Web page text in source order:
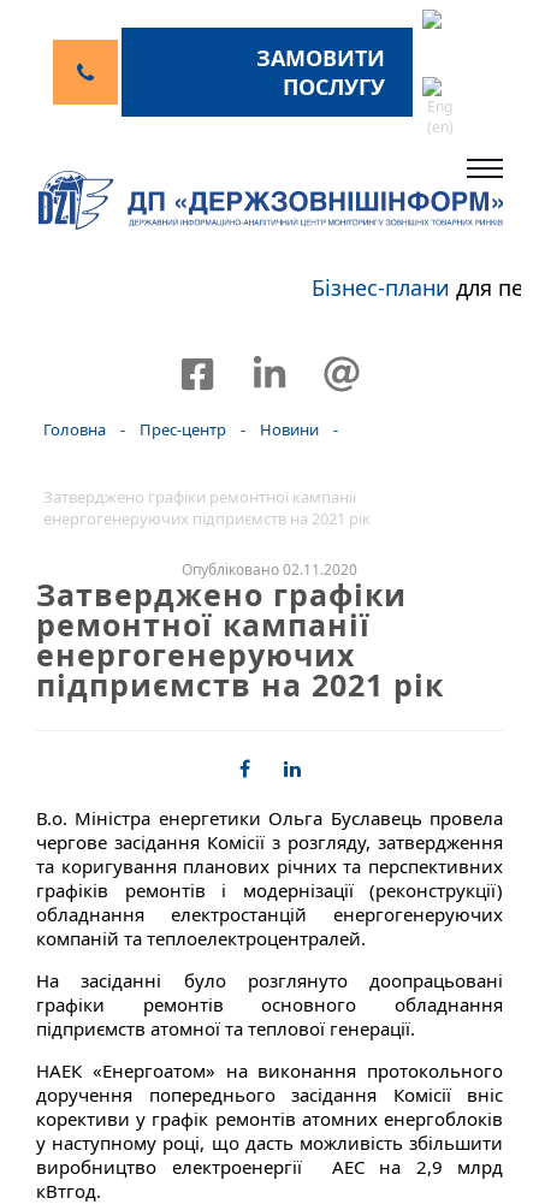
ЗАМОВИТИ
ПОСЛУГУ
Бізнес-планидля
Головна - Прес-центр - Новини -
Затверджено графіки ремонтної кампанії
енергогенеруючих підприємств на 2021 рік
Опубліковано 02.11.2020
Затверджено графіки
ремонтної кампанії
енергогенеруючих
підприємств на 2021 рік
В.о. Міністра енергетики Ольга Буславець провела
чергове засідання Комісії з розгляду, затвердження
та коригування планових річних та перспективних
графіків ремонтів і модернізації (реконструкції)
обладнання електростанцій енергогенеруючих
компаній та теплоелектроцентралей.
На засіданні було розглянуто доопрацьовані
графіки ремонтів основного обладнання
підприємств атомної та теплової генерації.
НАЕК «Енергоатом» на виконання протокольного
доручення попереднього засідання Комісії вніс
корективи у графік ремонтів атомних енергоблоків
у наступному році, що дасть можливість збільшити
виробництво електроенергії АЕС на 2,9 млрд
кВтгод.